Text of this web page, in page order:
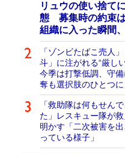
リュウの使い捨て
態 募集時の約束は
組織に入った瞬間
「ゾンビたばこ売人
斗」に注がれる“厳し
今季は打撃低調、守
奪も選択肢のひとつに
「救助隊は何もせん
た」レスキュー隊が
明かす「二次被害を
っている様子」